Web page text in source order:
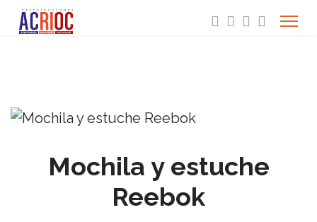
Mochila y estuche
Reebok